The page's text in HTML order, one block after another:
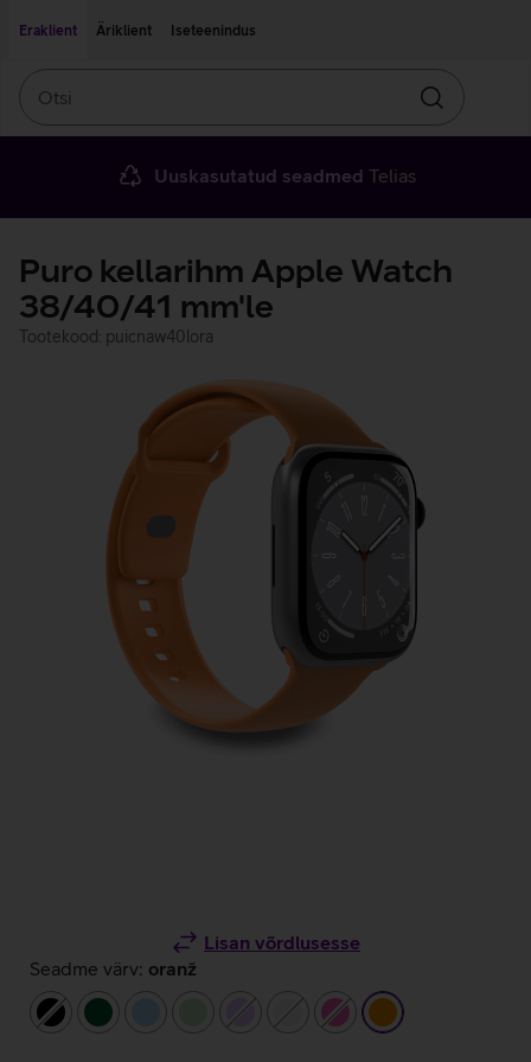
Eraklient
Äriklient Iseteenindus
Otsin
Uuskasutatud seadmed Telias
Puro kellarihm Apple Watch
38/40/41 mm'le
Tootekood: puicnaw40lora
Lisan võrdlusesse
Seadme värv: oranž
must
tumerohelineheleroheline
helelillavalgeroosa oranž